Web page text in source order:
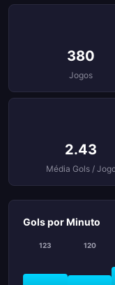
380
Jogos
2.43
Média Gols /
Gols por Minuto
123 120